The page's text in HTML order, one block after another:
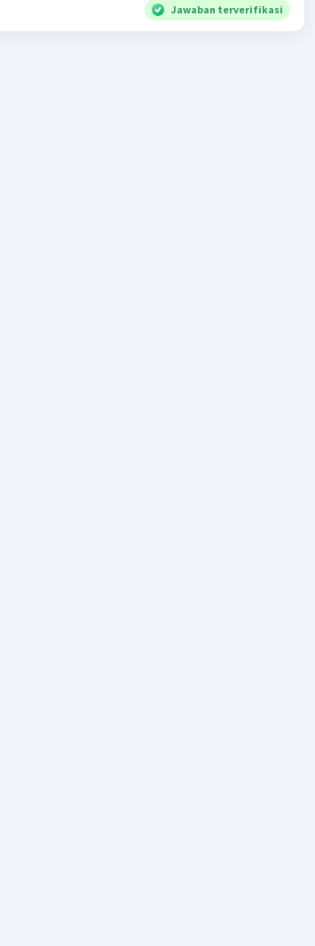
Jawaban terverifikasi